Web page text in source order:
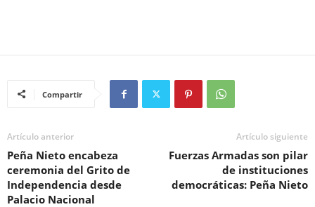
Compartir
Artículo anterior
Peña Nieto encabeza
ceremonia del Grito de
Independencia desde
Palacio Nacional
Artículo siguiente
Fuerzas Armadas son pilar
de instituciones
democráticas: Peña Nieto